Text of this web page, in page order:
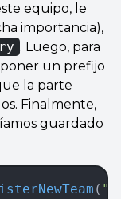
equipo, le
importancia),
. Luego, para
un prefijo
la parte
Finalmente,
guardado
(